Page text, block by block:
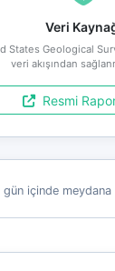
Veri
States Geological
veri akışından
Resmi
gün içinde